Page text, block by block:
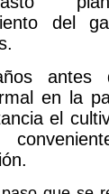
del
antes
en la
el